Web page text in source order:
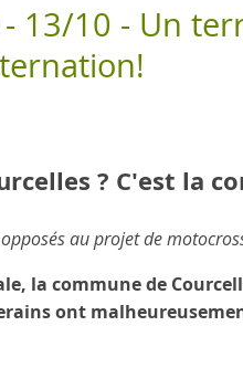
13/10 - Un
? C'est la
au projet de
la commune de
ont